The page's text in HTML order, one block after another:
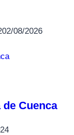
02/08/2026
Cuenca